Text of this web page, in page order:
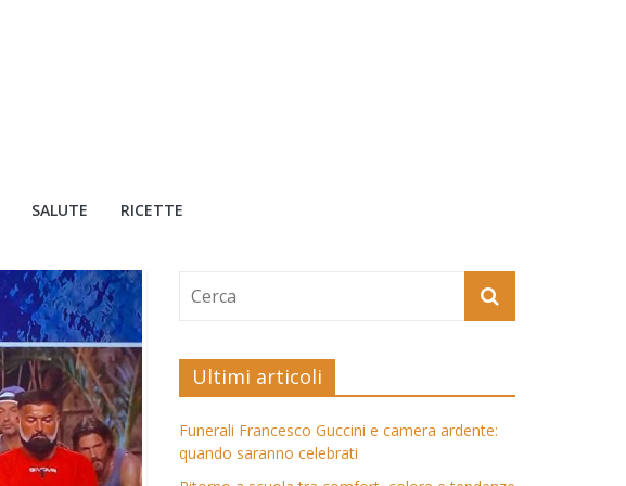
SALUTE RICETTE
Ultimi articoli
Funerali Francesco Guccini e camera ardente:
quando saranno celebrati